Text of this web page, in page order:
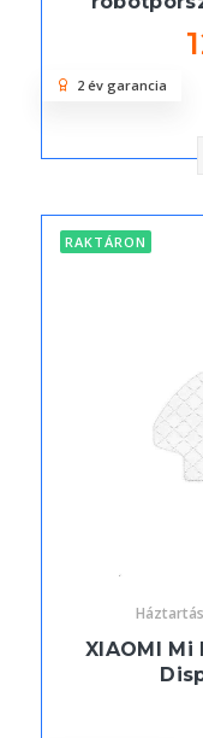
2 év garancia
RAKTÁRON
XIAOMI